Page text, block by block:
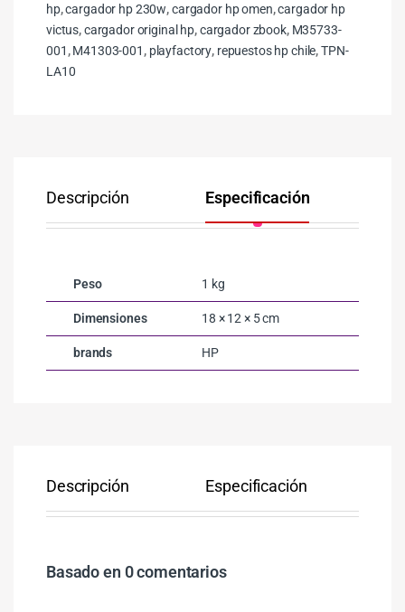
hp,cargador hp 230w,cargador hp omen,cargador hp
victus,cargador original hp,cargador zbook, M35733-
001 ,M41303-001 , playfactory, repuestos hp chile,TPN-
LA10
Descripción Especificación
Peso 1 kg
Dimensiones 18 × 12 × 5 cm
brands HP
Descripción Especificación
Basado en 0 comentarios